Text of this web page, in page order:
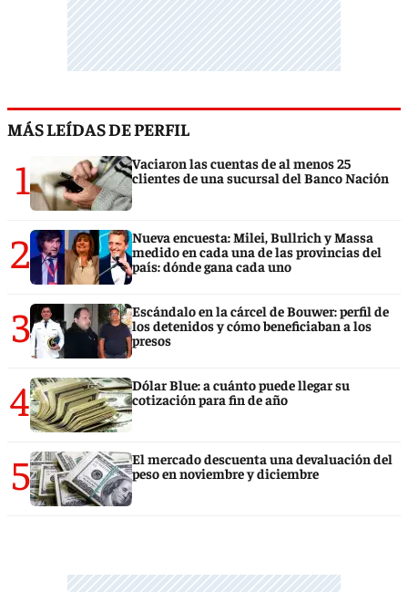
MÁS LEÍDAS DE PERFIL
1
Vaciaron las cuentas de al menos 25
clientes de una sucursal del Banco Nación
2
Nueva encuesta: Milei, Bullrich y Massa
medido en cada una de las provincias del
país: dónde gana cada uno
3
Escándalo en la cárcel de Bouwer: perfil de
los detenidos y cómo beneficiaban a los
presos
4
Dólar Blue: a cuánto puede llegar su
cotización para fin de año
5
El mercado descuenta una devaluación del
peso en noviembre y diciembre